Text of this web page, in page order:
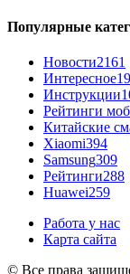
Популярные
Новости2161
Интересное
Инструкции
Рейтинги
Китайские
Xiaomi394
Samsung309
Рейтинги288
Huawei259
Работа у нас
Карта сайта
© Все права